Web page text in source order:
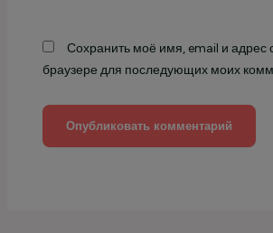
Сохранить моё имя, email и адрес
браузере для последующих моих